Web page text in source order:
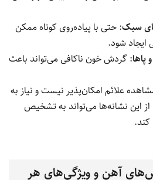
آهن
در طول زمان ایجاد شود و در ابتدا
پیشرفت کمبود، نشانه‌ها واضح‌تر و
اغلب به دلیل کاهش تولید
خون برای انتقال اکسیژن به
علائم کمبود آهن عبارتند از:
اکسیژن‌رسانی به سلول‌ها باعث
کند.
از دست می‌دهد.